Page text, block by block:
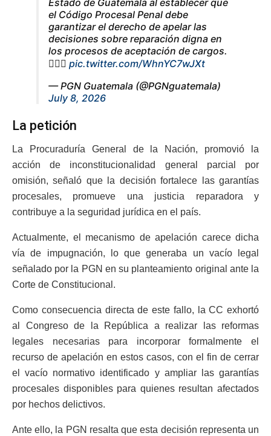
el Código Procesal Penal debe
garantizar el derecho de apelar las
decisiones sobre reparación digna en
los procesos de aceptación de cargos.
👇🏼📑 pic.twitter.com/WhnYC7wJXt
— PGN Guatemala (@PGNguatemala)
July 8, 2026
La petición
La Procuraduría General de la Nación, promovió la
acción de inconstitucionalidad general parcial por
omisión, señaló que la decisión fortalece las garantías
procesales, promueve una justicia reparadora y
contribuye a la seguridad jurídica en el país.
Actualmente, el mecanismo de apelación carece dicha
vía de impugnación, lo que generaba un vacío legal
señalado por la PGN en su planteamiento original ante la
Corte de Constitucional.
Como consecuencia directa de este fallo, la CC exhortó
al Congreso de la República a realizar las reformas
legales necesarias para incorporar formalmente el
recurso de apelación en estos casos, con el fin de cerrar
el vacío normativo identificado y ampliar las garantías
procesales disponibles para quienes resultan afectados
por hechos delictivos.
Ante ello, la PGN resalta que esta decisión representa un